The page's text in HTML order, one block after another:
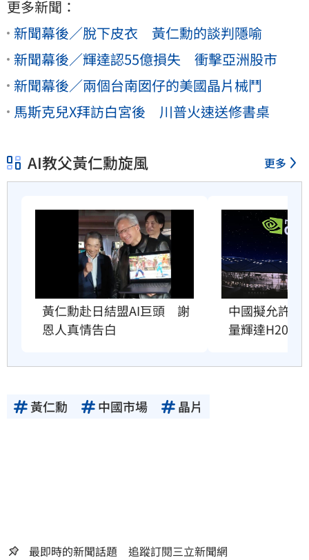
更多新聞：
新聞幕後／脫下皮衣 黃仁勳的談判隱喻
新聞幕後／輝達認55億損失 衝擊亞洲股市
新聞幕後／兩個台南囡仔的美國晶片械鬥
馬斯克兒X拜訪白宮後 川普火速送修書桌
AI教父黃仁勳旋風 更多
黃仁勳赴日結盟AI巨頭　謝
恩人真情告白
中國擬允許AI
量輝達H200
黃仁勳 中國市場 晶片
最即時的新聞話題 追蹤訂閱三立新聞網